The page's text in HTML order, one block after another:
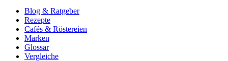
Blog & Ratgeber
Rezepte
Cafés & Röstereien
Marken
Glossar
Vergleiche